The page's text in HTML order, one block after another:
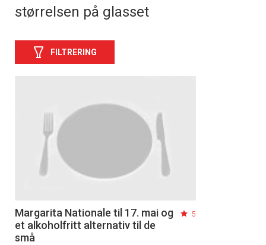
størrelsen på glasset
FILTRERING
Margarita Nationale til 17. mai og
et alkoholfritt alternativ til de
små
5